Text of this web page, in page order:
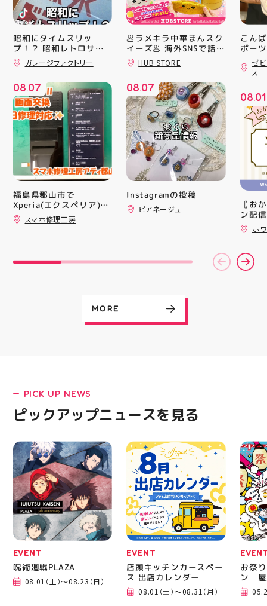
LATEST!
ピックアップニュース
昭和にタイムスリッ
プ！？ 昭和レトロサイ
ンボード大量入荷しまし
た！ 今回はお菓子系を
屋に飾ればバッチグー
郡山駅前 アティ郡山4F
“ガレージファクトリ
ー”へ遊びに来てね️‍️‍️‍ #福
島 #郡山 #郡山駅前 #雑
貨屋 #昭和レトロ
ガレージファクトリー
08.07
福島県郡山市で
Xperia(エクスペリア)の
画面交換も即日修理対応
😊💪
スマホ修理工房
🥟ラメキラ中華まんスク
イーズ🥟 海外SNSで話題
沸騰中 ラメキラ中華ま
んスクイーズが新登場！
が とにかくかわいい♪ む
にゅっとクセになる や
みつき触感がたまらな
い…！ せいろ型ケース
に入っていて どの色の
子が出るかは 開けてか
らのお楽しみ #ラメキラ
中華まん #スクイーズ #
中華まんグッズ #海外ト
レンド #むにゅむにゅ
シル活 新商品入荷
HUBSTORE
HUB STORE
08.07
Instagramの投稿
ピアネージュ
こん
ポー
ティ
日の
クス
6」の
徴と
反発
搭載
追加
上さ
トレ
ショ
ンと
備え
ウー
をカ
方や
かけ
ゼ
ス
08.01
〖お
ン配
ッパ
￥
ーポ
ース
ホ
MORE
PICK UP NEWS
ピックアップニュースを見る
EVENT
呪術廻戦PLAZA
08.01（土）～08.23（日）
EVENT
店頭キッチンカースペー
ス 出店カレンダー
08.01（土）～08.31（月）
お祭
ン 屋